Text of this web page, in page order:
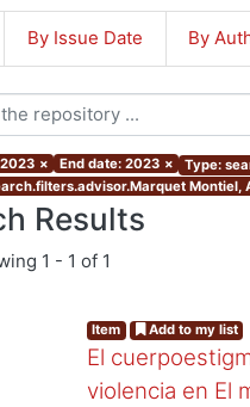
By Issue Date By
× End date: 2023 × Type:
Montiel,
Results
1 - 1 of 1
Item Add to my list
El
violencia en El